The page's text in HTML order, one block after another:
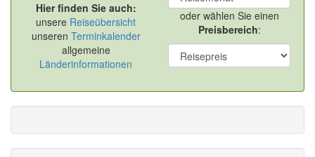
Hier finden Sie auch:
unsere Reiseübersicht
unseren Terminkalender
allgemeine
Länderinformationen
oder wählen Sie einen
Preisbereich: